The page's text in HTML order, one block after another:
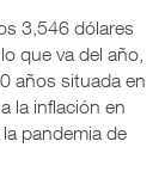
3,546 dólares
que va del año,
años situada en
la inflación en
pandemia de